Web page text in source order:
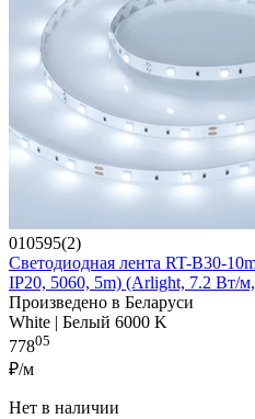
010595(2)
Светодиодная лента RT-B30-
IP20, 5060, 5m) (Arlight, 7.2 Вт/
Произведено в Беларуси
White | Белый 6000 K
77805
₽/м
Нет в наличии